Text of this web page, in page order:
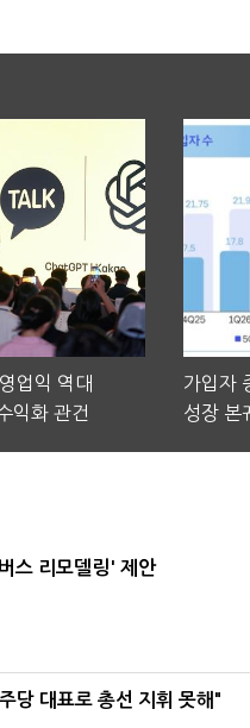
업익 역대
익화 관건
가입자
성장 본
스 리모델링' 제안
당 대표로 총선 지휘 못해"